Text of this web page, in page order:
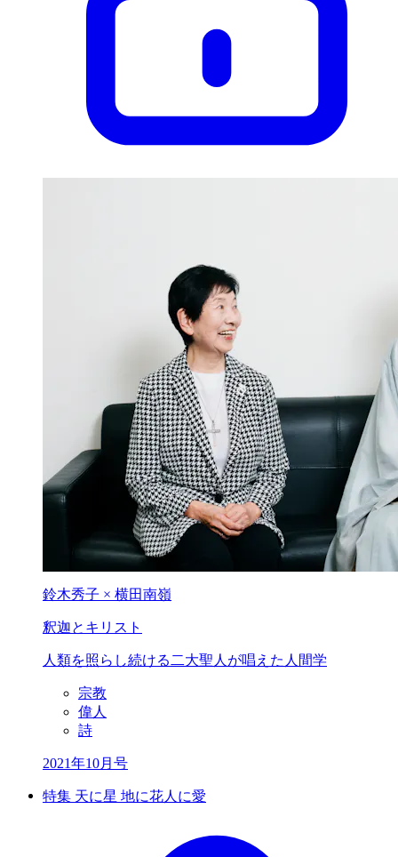
鈴木秀子 × 横田南嶺
釈迦とキリスト
人類を照らし続ける二大聖人が唱えた人間学
宗教
偉人
詩
2021年10月号
特集 天に星 地に花人に愛